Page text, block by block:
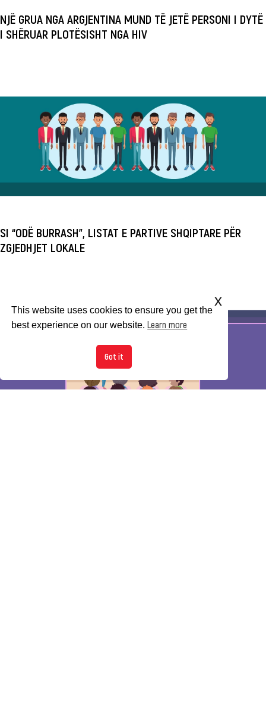
NJË GRUA NGA ARGJENTINA MUND TË JETË PERSONI I DYTË
I SHËRUAR PLOTËSISHT NGA HIV
SI “ODË BURRASH”, LISTAT E PARTIVE SHQIPTARE PËR
ZGJEDHJET LOKALE
This website uses cookies to ensure you get the
best experience on our website. Learn more
Got it
x